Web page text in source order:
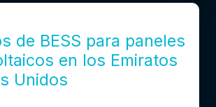
de BESS para paneles
en los Emiratos
Unidos